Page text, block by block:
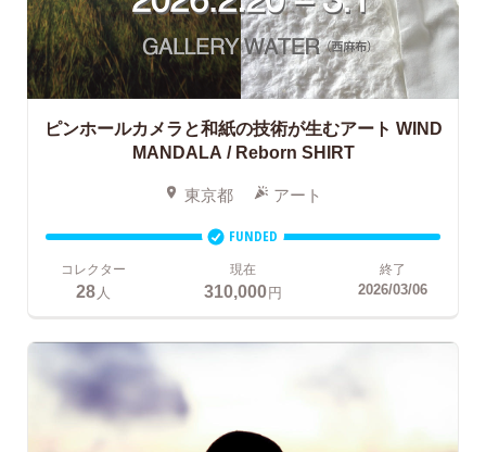
ピンホールカメラと和紙の技術が生むアート WIND
MANDALA / Reborn SHIRT
東京都 アート
FUNDED
コレクター
28 人
現在
310,000円
終了
2026/03/06